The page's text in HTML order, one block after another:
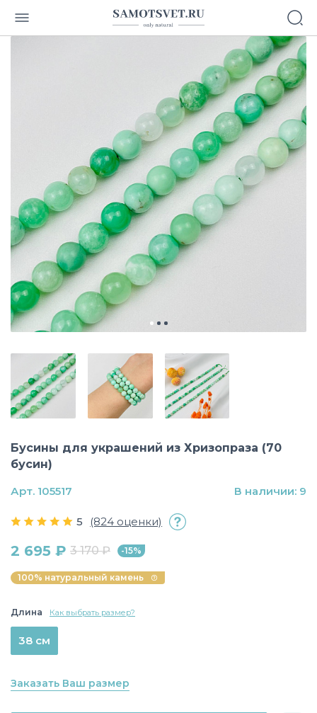
Бусины для украшений из Хризопраза (70
бусин)
5 (824 оценки)
2 695 ₽ 3 170 ₽ -15%
100% натуральный камень
Длина Как выбрать размер?
38 см
Заказать Ваш размер
Арт. 105517 В наличии: 9